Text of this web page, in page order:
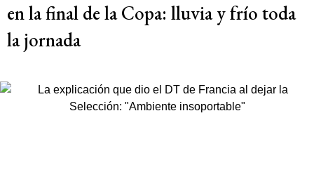
en la final de la Copa: lluvia y frío toda
la jornada